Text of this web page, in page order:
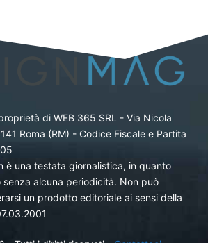
di WEB 365 SRL - Via Nicola
Roma (RM) - Codice Fiscale e Partita
è una testata giornalistica, in quanto
alcuna periodicità. Non può
un prodotto editoriale ai sensi della